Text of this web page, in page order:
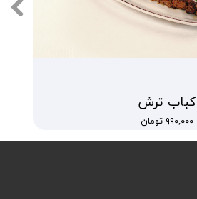
کباب ترش
۹۹۰,۰۰۰ تومان